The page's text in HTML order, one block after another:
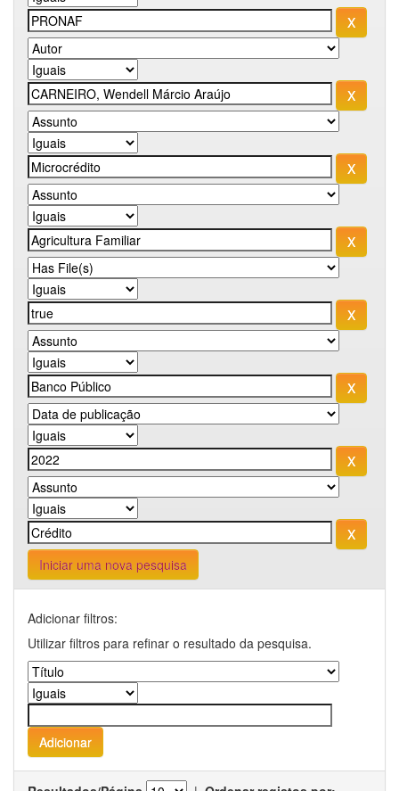
Iniciar uma nova pesquisa
Adicionar filtros:
Utilizar filtros para refinar o resultado da pesquisa.